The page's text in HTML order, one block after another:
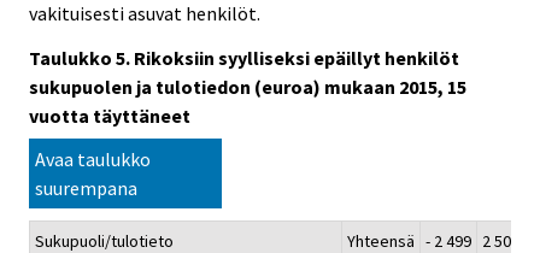
vakituisesti asuvat henkilöt.
Taulukko 5. Rikoksiin syylliseksi epäillyt henkilöt
sukupuolen ja tulotiedon (euroa) mukaan 2015, 15
vuotta täyttäneet
Avaa taulukko
suurempana
Sukupuoli/tulotieto Yhteensä - 2 499 2 500